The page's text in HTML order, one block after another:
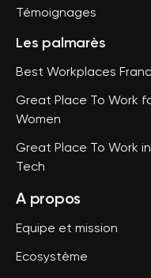
Témoignages
Les palmarès
Best Workplaces
Great Place To Work
Women
Great Place To Work in
Tech
A propos
Equipe et mission
Ecosystème